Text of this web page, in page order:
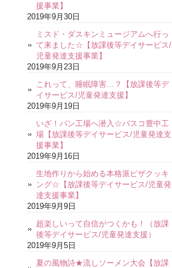
援事業】
2019年9月30日
ミスド・ダスキンミュージアムへ行っ
て来ました☆【放課後等デイサービス/
児童発達支援事業】
2019年9月23日
これって、睡眠障害…？【放課後等デ
イサービス/児童発達支援】
2019年9月19日
いざ！パン工場へ潜入☆パスコ豊中工
場【放課後等デイサービス/児童発達支
援事業】
2019年9月16日
生地作りから始める本格派ピザクッキ
ング☆【放課後等デイサービス/児童発
達支援事業】
2019年9月9日
超楽しいって自信がつくかも！（放課
後等デイサービス/児童発達支援）
2019年9月5日
夏の風物詩★流しソーメン大会【放課